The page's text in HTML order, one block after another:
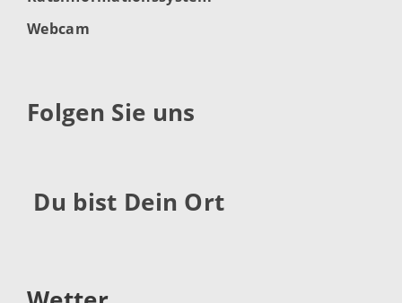
Webcam
Folgen Sie uns
Du bist Dein Ort